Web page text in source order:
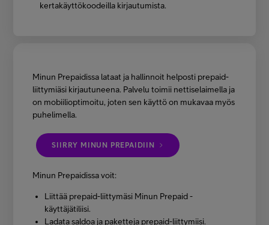
kertakäyttökoodeilla kirjautumista.
Minun Prepaidissa lataat ja hallinnoit helposti prepaid-
liittymiäsi kirjautuneena. Palvelu toimii nettiselaimella ja
on mobiilioptimoitu, joten sen käyttö on mukavaa myös
puhelimella.
SIIRRY MINUN PREPAIDIIN
Minun Prepaidissa voit:
Liittää prepaid-liittymäsi Minun Prepaid -
käyttäjätiliisi.
Ladata saldoa ja paketteja prepaid-liittymiisi.